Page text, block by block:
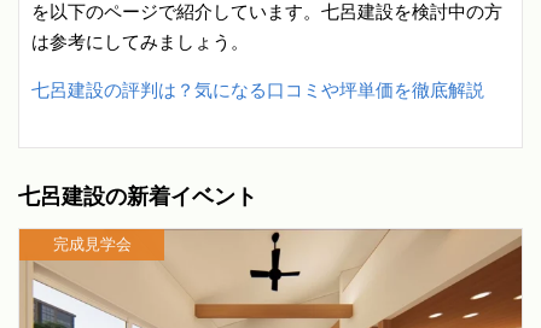
を以下のページで紹介しています。七呂建設を検討中の方
は参考にしてみましょう。
七呂建設の評判は？気になる口コミや坪単価を徹底解説
七呂建設の新着イベント
完成見学会